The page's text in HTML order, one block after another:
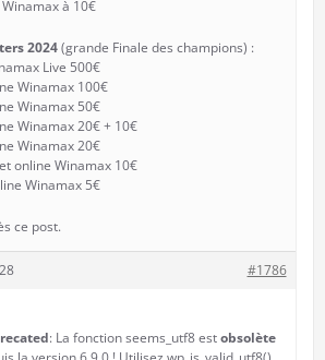
à 10€
2024(grande Finale des champions) :
Live 500€
Winamax 100€
Winamax 50€
Winamax 20€ + 10€
Winamax 20€
online Winamax 10€
Winamax 5€
ce post.
#1786
: La fonction seems_utf8 estobsolète